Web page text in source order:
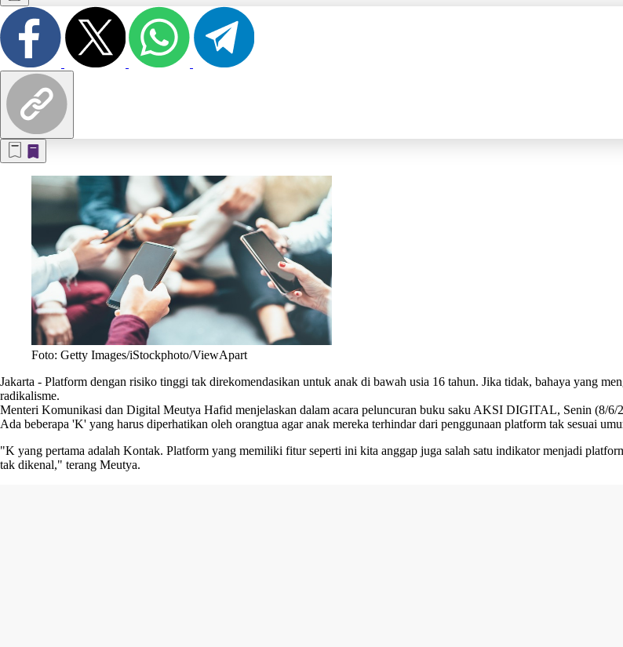
Foto: Getty Images/iStockphoto/ViewApart
Jakarta - Platform dengan risiko tinggi tak direkomendasikan untuk anak di bawah usia 16 tahun. Jika tidak, bahaya yang
radikalisme.
Menteri Komunikasi dan Digital Meutya Hafid menjelaskan dalam acara peluncuran buku saku AKSI DIGITAL, Senin (8/6/
Ada beberapa 'K' yang harus diperhatikan oleh orangtua agar anak mereka terhindar dari penggunaan platform tak sesuai
"K yang pertama adalah Kontak. Platform yang memiliki fitur seperti ini kita anggap juga salah satu indikator menjadi
tak dikenal," terang Meutya.